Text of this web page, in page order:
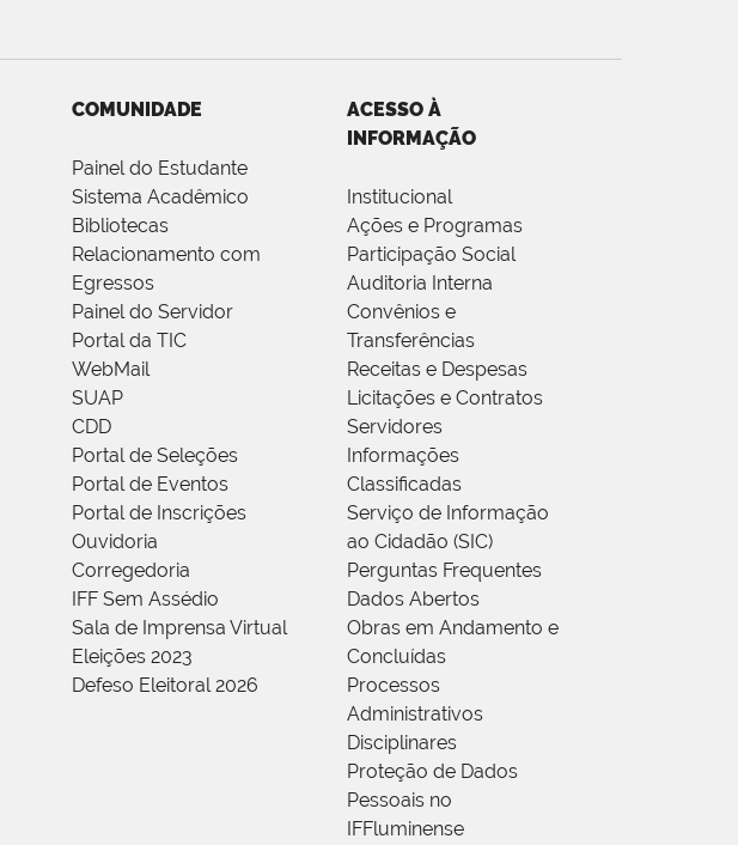
COMUNIDADE
Painel do Estudante
Sistema Acadêmico
Bibliotecas
Relacionamento com
Egressos
Painel do Servidor
Portal da TIC
WebMail
SUAP
CDD
Portal de Seleções
Portal de Eventos
Portal de Inscrições
Ouvidoria
Corregedoria
IFF Sem Assédio
Sala de Imprensa Virtual
Eleições 2023
Defeso Eleitoral 2026
ACESSO À
INFORMAÇÃO
Institucional
Ações e Programas
Participação Social
Auditoria Interna
Convênios e
Transferências
Receitas e Despesas
Licitações e Contratos
Servidores
Informações
Classificadas
Serviço de Informação
ao Cidadão (SIC)
Perguntas Frequentes
Dados Abertos
Obras em Andamento e
Concluídas
Processos
Administrativos
Disciplinares
Proteção de Dados
Pessoais no
IFFluminense